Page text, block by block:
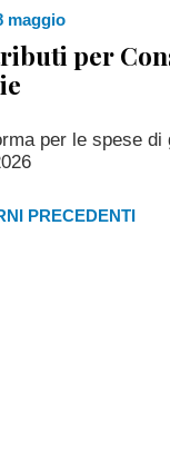
maggio
per
per le spese di
PRECEDENTI